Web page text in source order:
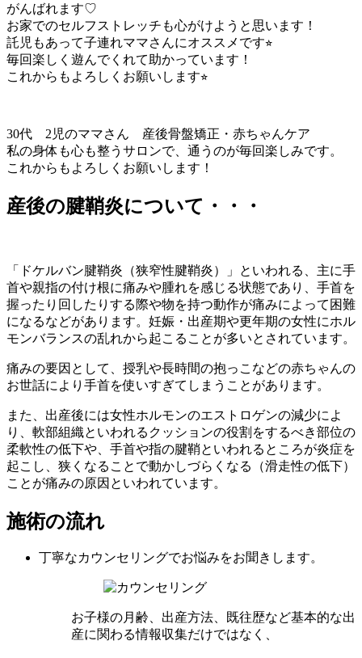
がんばれます♡
お家でのセルフストレッチも心がけようと思います！
託児もあって子連れママさんにオススメです⭐︎
毎回楽しく遊んでくれて助かっています！
これからもよろしくお願いします⭐︎
30代 2児のママさん 産後骨盤矯正・赤ちゃんケア
私の身体も心も整うサロンで、通うのが毎回楽しみです。
これからもよろしくお願いします！
産後の腱鞘炎について・・・
「ドケルバン腱鞘炎（狭窄性腱鞘炎）」といわれる、主に手
首や親指の付け根に痛みや腫れを感じる状態であり、手首を
握ったり回したりする際や物を持つ動作が痛みによって困難
になるなどがあります。妊娠・出産期や更年期の女性にホル
モンバランスの乱れから起こることが多いとされています。
痛みの要因として、授乳や長時間の抱っこなどの赤ちゃんの
お世話により手首を使いすぎてしまうことがあります。
また、出産後には女性ホルモンのエストロゲンの減少によ
り、軟部組織といわれるクッションの役割をするべき部位の
柔軟性の低下や、手首や指の腱鞘といわれるところが炎症を
起こし、狭くなることで動かしづらくなる（滑走性の低下）
ことが痛みの原因といわれています。
施術の流れ
丁寧なカウンセリングでお悩みをお聞きします。
お子様の月齢、出産方法、既往歴など基本的な出
産に関わる情報収集だけではなく、